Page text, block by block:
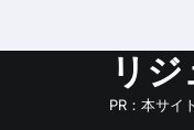
リ
PR：本サイ